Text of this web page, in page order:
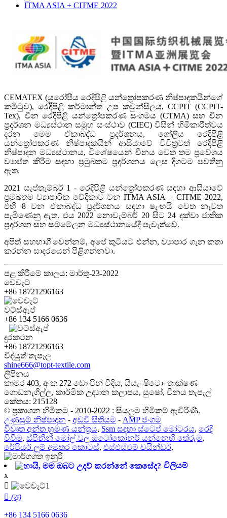
ITMA ASIA + CITME 2022
CEMATEX (යුරෝපීය රෙදිපිළි යන්ත්‍රෝපකරණ නිෂ්පාදකයින්ගේ
කමිටුව), රෙදිපිළි කර්මාන්ත උප කවුන්සිලය, CCPIT (CCPIT-
Tex), චීන රෙදිපිළි යන්ත්‍රෝපකරණ සංගමය (CTMA) සහ චීන
ප්‍රදර්ශන මධ්‍යස්ථාන සමූහ සංස්ථාව (CIEC) විසින් හිමිකාරීත්වය
දරන මෙම ඒකාබද්ධ ප්‍රදර්ශනය, ගෝලීය රෙදිපිළි
යන්ත්‍රෝපකරණ නිෂ්පාදකයින් ආසියාවේ විචිත්‍රවත් රෙදිපිළි
නිෂ්පාදන මධ්‍යස්ථානය, විශේෂයෙන් චීනය වෙත තම ප්‍රවේශය
ව්‍යාප්ත කිරීම සඳහා ප්‍රමුඛතම ප්‍රදර්ශනය ලෙස දිගටම පවතිනු
ඇත.
2021 සැප්තැම්බර් 1 - රෙදිපිළි යන්ත්‍රෝපකරණ සඳහා ආසියාවේ
ප්‍රමුඛතම ව්‍යාපාරික වේදිකාව වන ITMA ASIA + CITME 2022,
එහි 8 වන ඒකාබද්ධ ප්‍රදර්ශනය සඳහා ෂැංහයි වෙත නැවත
පැමිණෙනු ඇත. එය 2022 නොවැම්බර් 20 සිට 24 දක්වා ජාතික
ප්‍රදර්ශන සහ සම්මේලන මධ්‍යස්ථානයේදී පැවැත්වේ.
අපිත් සහභාගී වෙන්නම්, අපේ කුටියට එන්න, ව්‍යාපාර ගැන කතා
කරන්න සාදරයෙන් පිළිගන්නවා.
පළ කිරීමේ කාලය: මාර්තු-23-2022
වෙචැට්
+86 18721296163
වට්ස්ඇප්
+86 134 5166 0636
දුරකථන
+86 18721296163
විද්යුත් තැපෑල
shine666@topt-textile.com
ලිපිනය
කාමර 403, අංක 272 ඩොංපින් වීදිය, යියැං ෂිටොං තාක්ෂණ
ගොඩනැගිල්ල, කාර්මික උද්‍යාන කලාපය, සුෂෝ, චීනය තැපැල්
කේතය: 215128
© ප්‍රකාශන හිමිකම - 2010-2022 : සියලුම හිමිකම් ඇවිරිණි.
උණුසුම් නිෂ්පාදන - අඩවි සිතියම - AMP ජංගම
විවෘත අන්ත භ්‍රමණ යන්ත්‍රය, Ssm සඳහා ස්ටෙප් මෝටරය, රෙදි
විවීම, ස්පිනින් මෝල් වල ඔටෝකෝනර් යන්නෙහි තේරුම,
රේපියර් ලූම් අමතර කොටස්, එස්එස්එම් වයින්ඩර්,
විලියම්
x

 (අ)
+86 134 5166 0636